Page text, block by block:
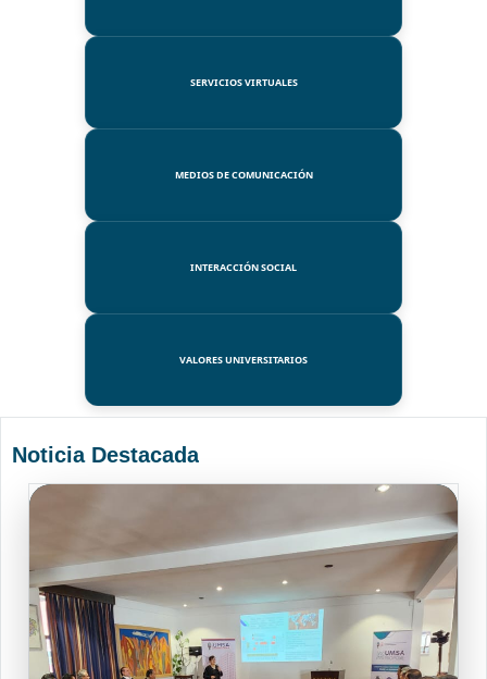
SERVICIOS VIRTUALES
MEDIOS DE COMUNICACIÓN
INTERACCIÓN SOCIAL
VALORES UNIVERSITARIOS
Noticia Destacada